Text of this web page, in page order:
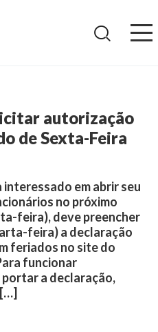
autorização
de Sexta-Feira
em abrir seu
no próximo
feira), deve preencher
feira) a declaração
feriados no site do
funcionar
a declaração,